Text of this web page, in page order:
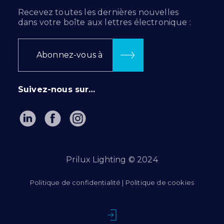
Recevez toutes les dernières nouvelles
dans votre boîte aux lettres électronique :
Abonnez-vous à
Suivez-nous sur…
Prilux Lighting © 2024
Politique de confidentialité | Politique de cookies